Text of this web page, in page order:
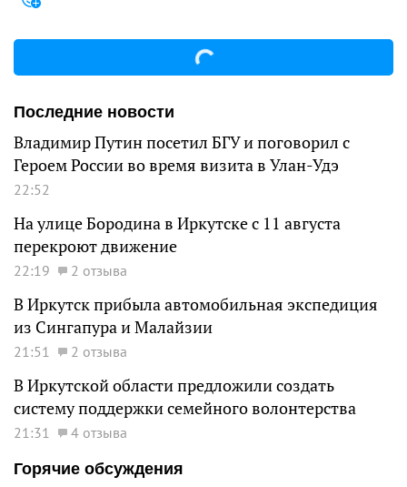
Последние новости
Владимир Путин посетил БГУ и поговорил с
Героем России во время визита в Улан-Удэ
22:52
На улице Бородина в Иркутске с 11 августа
перекроют движение
22:19 2 отзыва
В Иркутск прибыла автомобильная экспедиция
из Сингапура и Малайзии
21:51 2 отзыва
В Иркутской области предложили создать
систему поддержки семейного волонтерства
21:31
4 отзыва
Горячие обсуждения